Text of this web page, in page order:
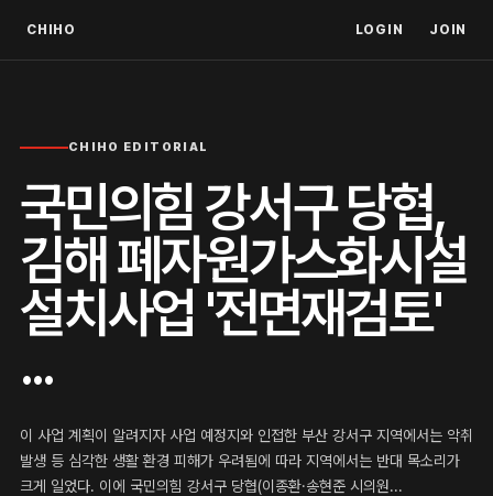
CHIHO LOGIN JOIN
CHIHO EDITORIAL
국민의힘 강서구 당협,
김해 폐자원가스화시설
설치사업 '전면재검토'
...
이 사업 계획이 알려지자 사업 예정지와 인접한 부산 강서구 지역에서는 악취
발생 등 심각한 생활 환경 피해가 우려됨에 따라 지역에서는 반대 목소리가
크게 일었다. 이에 국민의힘 강서구 당협(이종환·송현준 시의원...